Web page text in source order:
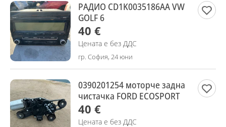
РАДИО CD1K0035186AA VW
GOLF 6
40 €
Цената е без ДДС
гр. София, 24 юни
0390201254 моторче задна
чистачка FORD ECOSPORT
40 €
Цената е без ДДС